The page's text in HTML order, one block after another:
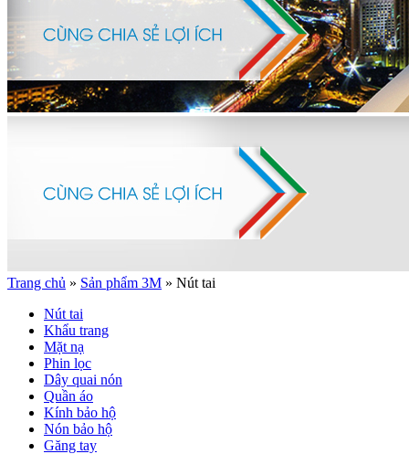
Trang chủ » Sản phẩm 3M » Nút tai
Nút tai
Khẩu trang
Mặt nạ
Phin lọc
Dây quai nón
Quần áo
Kính bảo hộ
Nón bảo hộ
Găng tay